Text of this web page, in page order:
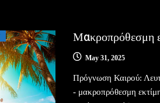
Μακροπρόθεσμη
May 31, 2025
Πρόγνωση Καιρού:
- μακροπρόθεσμη